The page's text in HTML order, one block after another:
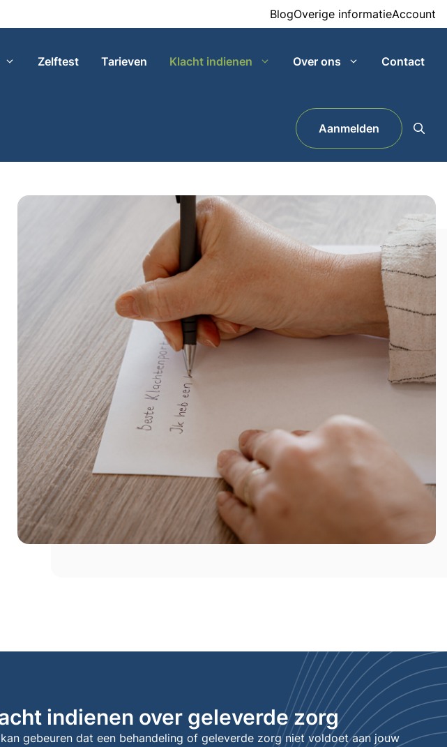
BlogOverige informatieAccount
Zelftest Tarieven Klacht indienen Over ons Contact
Aanmelden
indienen over geleverde zorg
gebeuren dat een behandeling of geleverde zorg niet voldoet aan jouw